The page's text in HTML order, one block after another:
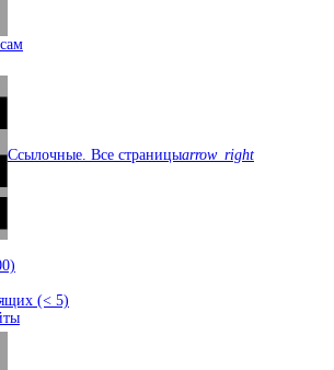
Ссылочные. Все страницыarrow_right
(< 5)